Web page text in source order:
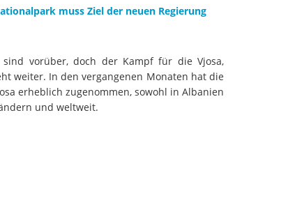
Staudamm
in Gefahr: Fast
an unberührten
2012 zerstört
Video: Wir für den
muss Ziel der neuen Regierung
vorüber, doch der Kampf für die Vjosa,
weiter. In den vergangenen Monaten hat die
erheblich zugenommen, sowohl in Albanien
und weltweit.